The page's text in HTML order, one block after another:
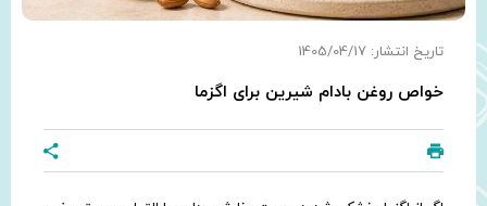
تاریخ انتشار: 1405/04/17
خواص روغن بادام شیرین برای اگزما